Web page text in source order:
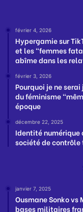
février 4, 2026
Hypergamie sur
et les “femmes
abîme dans les
février 3, 2026
Pourquoi je ne
du féminisme
époque
décembre 22, 2025
Identité numérique
société de
janvier 7, 2025
Ousmane Sonko vs
bases militaires